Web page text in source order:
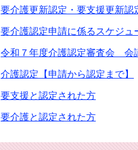
要介護更新認定・要支援更新認
要介護認定申請に係るスケジュ
令和７年度介護認定審査会 会
介護認定【申請から認定まで】
要支援と認定された方
要介護と認定された方